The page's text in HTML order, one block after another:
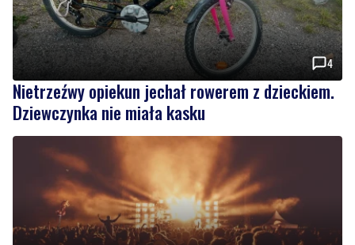
4
Nietrzeźwy opiekun jechał rowerem z dzieckiem.
Dziewczynka nie miała kasku